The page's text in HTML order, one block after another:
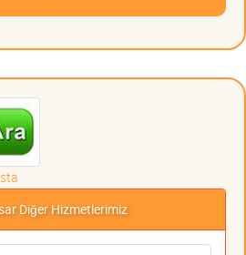
Diğer Hizmetlerimiz